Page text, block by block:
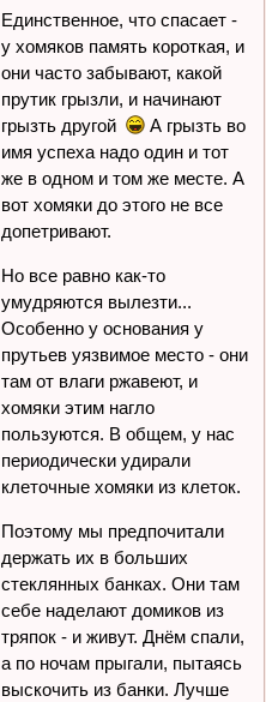
Единственное, что спасает -
у хомяков память короткая, и
они часто забывают, какой
прутик грызли, и начинают
грызть другой
А грызть во
имя успеха надо один и тот
же в одном и том же месте. А
вот хомяки до этого не все
допетривают.
Но все равно как-то
умудряются вылезти...
Особенно у основания у
прутьев уязвимое место - они
там от влаги ржавеют, и
хомяки этим нагло
пользуются. В общем, у нас
периодически удирали
клеточные хомяки из клеток.
Поэтому мы предпочитали
держать их в больших
стеклянных банках. Они там
себе наделают домиков из
тряпок - и живут. Днём спали,
а по ночам прыгали, пытаясь
выскочить из банки. Лучше